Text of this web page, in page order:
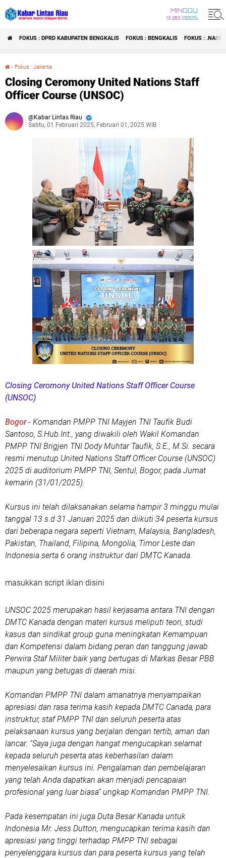
MINGGU
9 08 2026
FOKUS : DPRD KABUPATEN BENGKALIS FOKUS : BENGKALIS FOKUS :
› Fokus : Jakarta
Closing Ceromony United Nations Staff
Officer Course (UNSOC)
Kabar Lintas Riau
Sabtu, 01 Februari 2025, Februari 01, 2025 WIB
Closing Ceromony United Nations Staff Officer Course
(UNSOC)
Bogor- Komandan PMPP TNI Mayjen TNI Taufik Budi
Santoso, S.Hub.Int., yang diwakili oleh Wakil Komandan
PMPP TNI Brigjen TNI Dody Muhtar Taufik, S.E., M.Si. secara
resmi menutup United Nations Staff Officer Course (UNSOC)
2025 di auditorium PMPP TNI, Sentul, Bogor, pada Jumat
kemarin (31/01/2025).
Kursus ini telah dilaksanakan selama hampir 3 minggu mulai
tanggal 13 s.d 31 Januari 2025 dan diikuti 34 peserta kursus
dari beberapa negara seperti Vietnam, Malaysia, Bangladesh,
Pakistan, Thailand, Filipina, Mongolia, Timor Leste dan
Indonesia serta 6 orang instruktur dari DMTC Kanada.
masukkan script iklan disini
UNSOC 2025 merupakan hasil kerjasama antara TNI dengan
DMTC Kanada dengan materi kursus meliputi teori, studi
kasus dan sindikat group guna meningkatan Kemampuan
dan Kompetensi dalam bidang peran dan tanggung jawab
Perwira Staf Militer baik yang bertugas di Markas Besar PBB
maupun yang betugas di daerah misi.
Komandan PMPP TNI dalam amanatnya menyampaikan
apresiasi dan rasa terima kasih kepada DMTC Canada, para
instruktur, staf PMPP TNI dan seluruh peserta atas
pelaksanaan kursus yang berjalan dengan tertib, aman dan
lancar. “Saya juga dengan hangat mengucapkan selamat
kepada seluruh peserta atas keberhasilan dalam
menyelesaikan kursus ini. Pengalaman dan pembelajaran
yang telah Anda dapatkan akan menjadi pencapaian
profesional yang luar biasa” ungkap Komandan PMPP TNI.
Pada kesempatan ini juga Duta Besar Kanada untuk
Indonesia Mr. Jess Dutton, mengucapkan terima kasih dan
apresiasi yang tinggi terhadap PMPP TNI sebagai
penyelenggara kursus dan para peserta kursus yang telah